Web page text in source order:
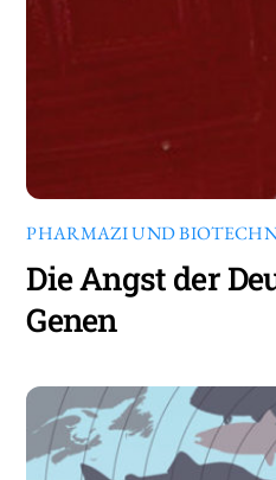
PHARMAZI UND
Die Angst der
Genen